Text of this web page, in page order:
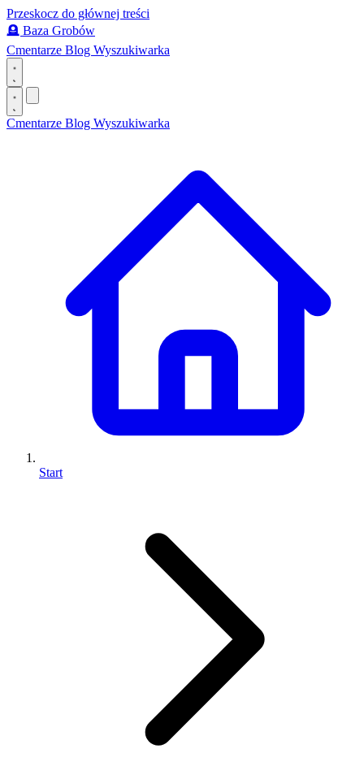
Przeskocz do głównej treści
🪦 Baza Grobów
Cmentarze Blog Wyszukiwarka
Cmentarze Blog Wyszukiwarka
Start